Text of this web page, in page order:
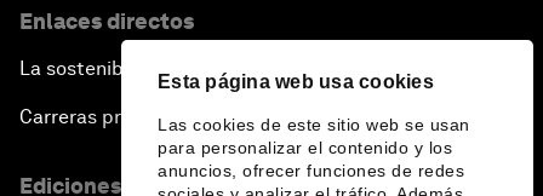
Esta página web usa cookies
Las cookies de este sitio web se usan
para personalizar el contenido y los
anuncios, ofrecer funciones de redes
Enlaces directos
La sostenibilidad en el Foro
Carreras profesionales
Ediciones en otros idiomas